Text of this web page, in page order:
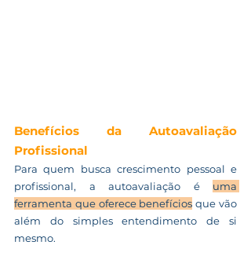
Benefícios da Autoavaliação
Profissional
Para quem busca crescimento pessoal e
profissional, a autoavaliação é uma
ferramenta que oferece benefícios que vão
além do simples entendimento de si
mesmo.